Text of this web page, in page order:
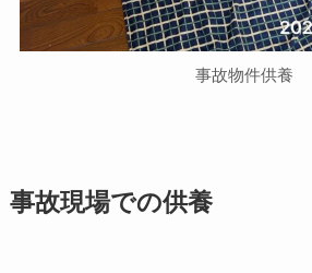
事故物件供養
事故現場での供養